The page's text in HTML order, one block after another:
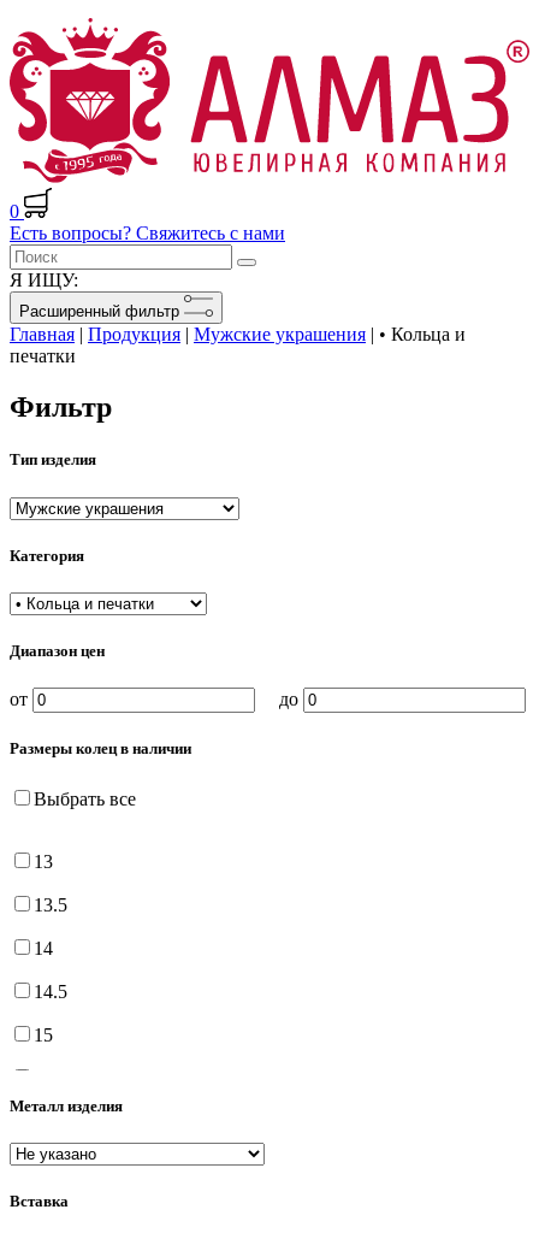
0
Есть вопросы? Свяжитесь с нами
Я ИЩУ:
Расширенный фильтр
Главная | Продукция | Мужские украшения | • Кольца и
печатки
Фильтр
Тип изделия
Категория
Диапазон цен
от до
Размеры колец в наличии
Выбрать все
13
13.5
14
14.5
15
16.5
17
Металл изделия
Вставка